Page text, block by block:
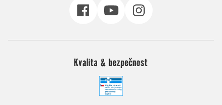
Kvalita & bezpečnost